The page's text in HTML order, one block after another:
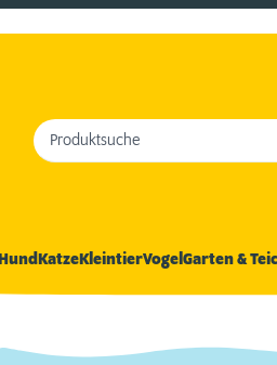
Produktsuche
HundKatzeKleintierVogel Garten &